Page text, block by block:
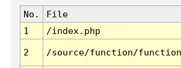
No. File
1
/index.php
2 /source/function/